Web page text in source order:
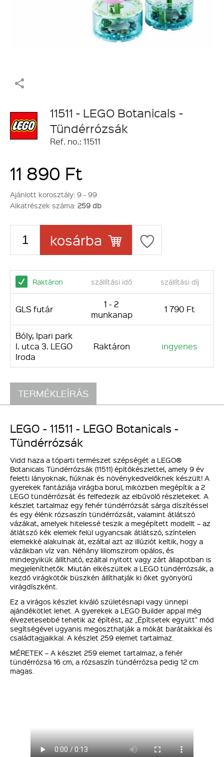
11511 - LEGO Botanicals -
Tündérrózsák
Ref. no.: 11511
11 890 Ft
Ajánlott korosztály: 9 - 99
Alkatrészek száma: 259 db
kosárba
Raktáron szállítási idő szállítási díj
GLS futár
1 - 2
munkanap
1 790 Ft
Bóly, Ipari park
I. utca 3. LEGO
Iroda
Raktáron ingyenes
TERMÉKLEÍRÁS
LEGO - 11511 - LEGO Botanicals -
Tündérrózsák
Vidd haza a tóparti természet szépségét a LEGO®
Botanicals Tündérrózsák (11511) építőkészlettel, amely 9 év
feletti lányoknak, fiúknak és növénykedvelőknek készült! A
gyerekek fantáziája virágba borul, miközben megépítik a 2
LEGO tündérrózsát és felfedezik az elbűvölő részleteket. A
készlet tartalmaz egy fehér tündérrózsát sárga díszítéssel
és egy élénk rózsaszín tündérrózsát, valamint átlátszó
vázákat, amelyek hitelessé teszik a megépített modellt – az
átlátszó kék elemek felül ugyancsak átlátszó, színtelen
elemekké alakulnak át, ezáltal azt az illúziót keltik, hogy a
vázákban víz van. Néhány liliomszirom opálos, és
mindegyikük állítható, ezáltal nyitott vagy zárt állapotban is
megjeleníthetők. Miután elkészültek a LEGO tündérrózsák, a
kezdő virágkötők büszkén állíthatják ki őket gyönyörű
virágdíszként.
Ez a virágos készlet kiváló születésnapi vagy ünnepi
ajándékötlet lehet. A gyerekek a LEGO Builder appal még
élvezetesebbé tehetik az építést, az „Építsetek együtt” mód
segítségével ugyanis megoszthatják a mókát barátaikkal és
családtagjaikkal. A készlet 259 elemet tartalmaz.
MÉRETEK – A készlet 259 elemet tartalmaz, a fehér
tündérrózsa 16 cm, a rózsaszín tündérrózsa pedig 12 cm
magas.